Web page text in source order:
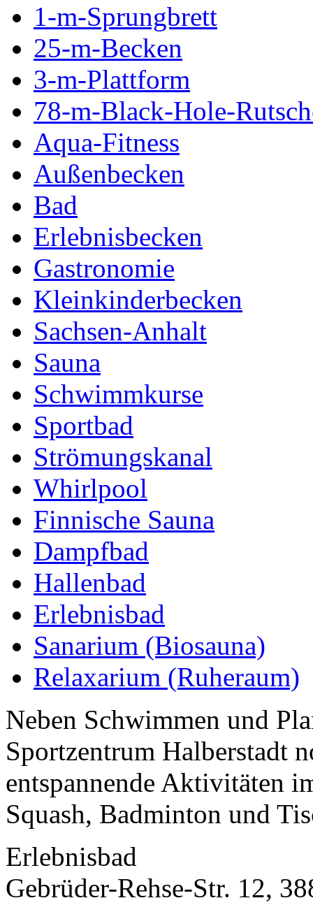
1-m-Sprungbrett
25-m-Becken
3-m-Plattform
78-m-Black-Hole-
Aqua-Fitness
Außenbecken
Bad
Erlebnisbecken
Gastronomie
Kleinkinderbecken
Sachsen-Anhalt
Sauna
Schwimmkurse
Sportbad
Strömungskanal
Whirlpool
Finnische Sauna
Dampfbad
Hallenbad
Erlebnisbad
Sanarium (Biosauna)
Relaxarium (Ruheraum)
Neben Schwimmen und
Sportzentrum Halberstadt
entspannende Aktivitäten
Squash, Badminton und
Erlebnisbad
Gebrüder-Rehse-Str. 12,